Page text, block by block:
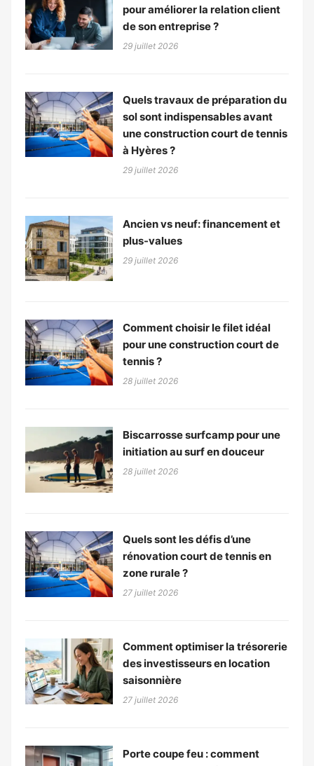
pour améliorer la relation client
de son entreprise ?
29 juillet 2026
Quels travaux de préparation du
sol sont indispensables avant
une construction court de tennis
à Hyères ?
29 juillet 2026
Ancien vs neuf: financement et
plus-values
29 juillet 2026
Comment choisir le filet idéal
pour une construction court de
tennis ?
28 juillet 2026
Biscarrosse surfcamp pour une
initiation au surf en douceur
28 juillet 2026
Quels sont les défis d’une
rénovation court de tennis en
zone rurale ?
27 juillet 2026
Comment optimiser la trésorerie
des investisseurs en location
saisonnière
27 juillet 2026
Porte coupe feu : comment